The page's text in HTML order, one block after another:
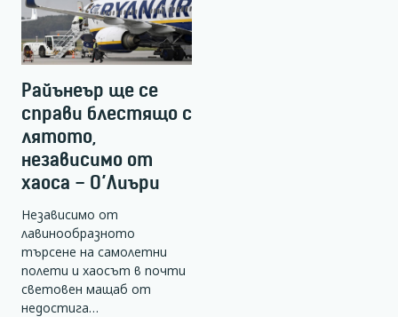
Райънеър ще се
справи блестящо с
лятото,
независимо от
хаоса – О’Лиъри
Независимо от
лавинообразното
търсене на самолетни
полети и хаосът в почти
световен мащаб от
недостига…